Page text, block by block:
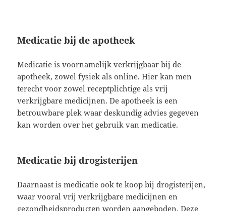
Medicatie bij de apotheek
Medicatie is voornamelijk verkrijgbaar bij de
apotheek, zowel fysiek als online. Hier kan men
terecht voor zowel receptplichtige als vrij
verkrijgbare medicijnen. De apotheek is een
betrouwbare plek waar deskundig advies gegeven
kan worden over het gebruik van medicatie.
Medicatie bij drogisterijen
Daarnaast is medicatie ook te koop bij drogisterijen,
waar vooral vrij verkrijgbare medicijnen en
gezondheidsproducten worden aangeboden. Deze